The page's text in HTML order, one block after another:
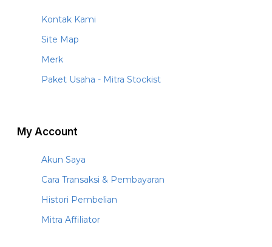
Kontak Kami
Site Map
Merk
Paket Usaha - Mitra Stockist
My Account
Akun Saya
Cara Transaksi & Pembayaran
Histori Pembelian
Mitra Affiliator